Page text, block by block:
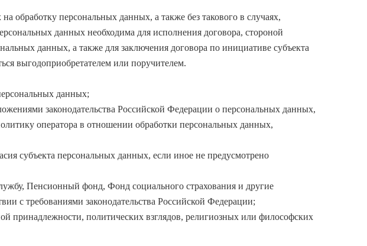
обработку персональных данных, а также без такового в случаях,
данных необходима для исполнения договора, стороной
данных, а также для заключения договора по инициативе субъекта
выгодоприобретателем или поручителем.
данных;
законодательства Российской Федерации о персональных данных,
оператора в отношении обработки персональных данных,
субъекта персональных данных, если иное не предусмотрено
Пенсионный фонд, Фонд социального страхования и другие
с требованиями законодательства Российской Федерации;
принадлежности, политических взглядов, религиозных или философских